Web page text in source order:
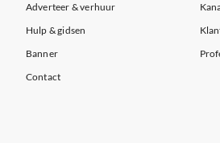
Adverteer & verhuur
Hulp & gidsen
Banner
Contact